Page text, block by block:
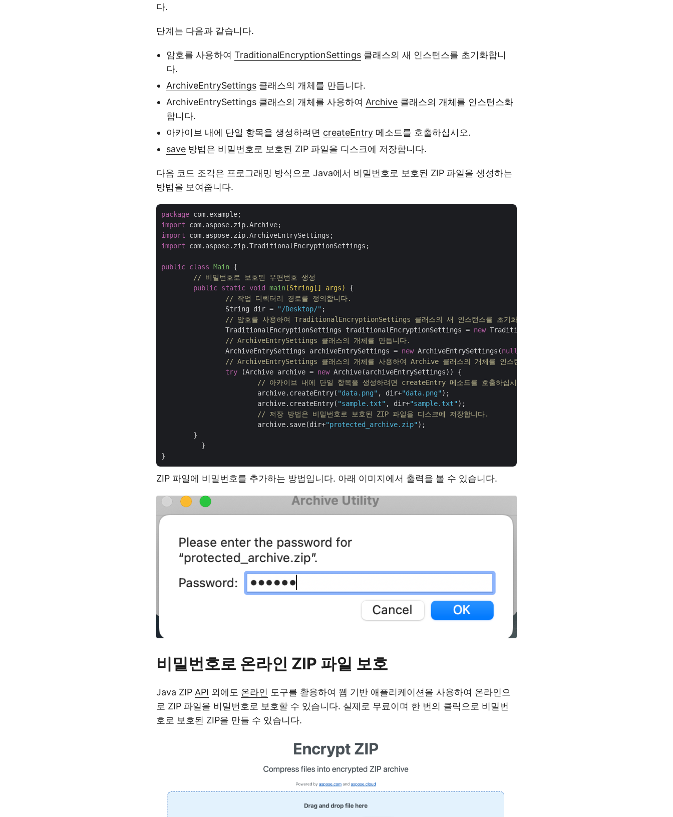
다.
단계는 다음과 같습니다.
암호를 사용하여 TraditionalEncryptionSettings 클래스의 새 인스턴스를 초기화합니
다.
ArchiveEntrySettings 클래스의 개체를 만듭니다.
ArchiveEntrySettings 클래스의 개체를 사용하여 Archive 클래스의 개체를 인스턴스화
합니다.
아카이브 내에 단일 항목을 생성하려면 createEntry 메소드를 호출하십시오.
save 방법은 비밀번호로 보호된 ZIP 파일을 디스크에 저장합니다.
다음 코드 조각은 프로그래밍 방식으로 Java에서 비밀번호로 보호된 ZIP 파일을 생성하는
방법을 보여줍니다.
package
import
import
import com.aspose.zip.TraditionalEncryptionSettings;
public class Main {
// 비밀번호로 보호된 우편번호 생성
public static void main(String[] args)
{
// 작업 디렉터리 경로를 정의합니다.
		String dir =
"/Desktop/" ;
// 암호를 사용하여 TraditionalEncryptionSettings 클래스의 새 인스턴스를 초기화합니다.
		TraditionalEncryptionSettings traditionalEncryptionSettings =
new TraditionalEncryptionSettings(
// ArchiveEntrySettings 클래스의 개체를 만듭니다.
		ArchiveEntrySettings archiveEntrySettings =
new ArchiveEntrySettings(null
// ArchiveEntrySettings 클래스의 개체를 사용하여 Archive 클래스의 개체를 인스턴스화합니다.
try (Archive archive = new Archive(archiveEntrySettings)) {
// 아카이브 내에 단일 항목을 생성하려면 createEntry 메소드를 호출하십시오.
			archive.createEntry(
"data.png" , dir+"data.png" );
			archive.createEntry(
"sample.txt" , dir+"sample.txt" );
// 저장 방법은 비밀번호로 보호된 ZIP 파일을 디스크에 저장합니다.
			archive.save(dir+
"protected_archive.zip" );
        }
ZIP 파일에 비밀번호를 추가하는 방법입니다. 아래 이미지에서 출력을 볼 수 있습니다.
비밀번호로 온라인 ZIP 파일 보호
Java ZIP API 외에도 온라인 도구를 활용하여 웹 기반 애플리케이션을 사용하여 온라인으
로 ZIP 파일을 비밀번호로 보호할 수 있습니다. 실제로 무료이며 한 번의 클릭으로 비밀번
호로 보호된 ZIP을 만들 수 있습니다.